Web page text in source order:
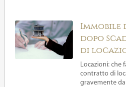
dopo
di
Locazioni: che
contratto di
gravemente